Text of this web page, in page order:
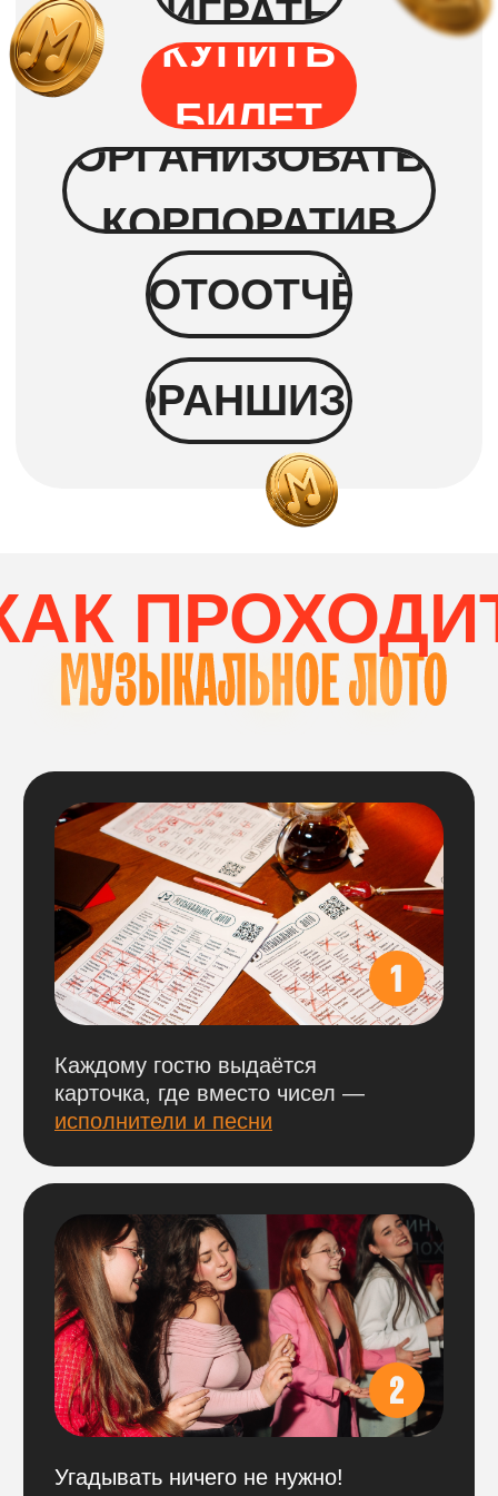
Угадывать ничего не нужно!
Исполнители и названия песен
на экране
Цена указана за весь стол,больше
ничего доплачивать не нужно, все
участники за столом проходят
по одному
билету.
Обращаем внимание, что цена указана
сразу за весь стол. Цена фиксирована
и не меняется при уменьшении
количества участников за ним.
Бронь не возвращается в день игры,
но деньги можно сохранить и перенести
ВАЖНО
по 100% предоплате.
Оплатить можно по ссылке ниже,
выбрав нужный город и игровой день.
БРОНЬ СТОЛОВ
Вам нужно выбрать столик
на необходимое количество участников:
ВЫБОР